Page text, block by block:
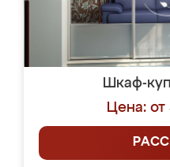
Шкаф-
Цена: от